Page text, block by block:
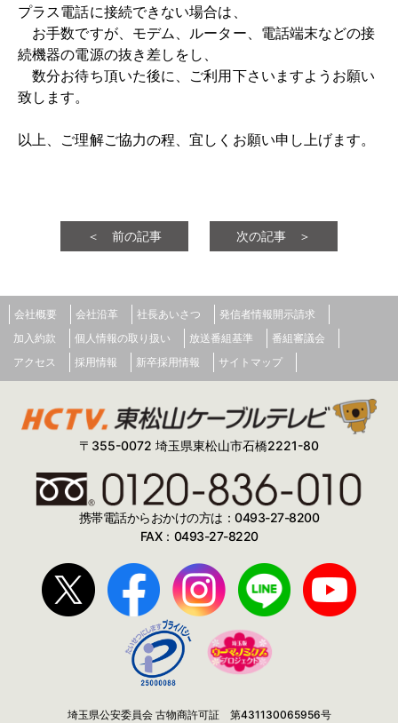
プラス電話に接続できない場合は、
お手数ですが、モデム、ルーター、電話端末などの接
続機器の電源の抜き差しをし、
数分お待ち頂いた後に、ご利用下さいますようお願い
致します。
以上、ご理解ご協力の程、宜しくお願い申し上げます。
＜ 前の記事 次の記事 ＞
会社概要 会社沿革 社長あいさつ
発信者情報開示請求
加入約款
個人情報の取り扱い 放送番組基準
番組審議会
アクセス
採用情報 新卒採用情報 サイトマップ
〒355-0072 埼玉県東松山市石橋2221-80
携帯電話からおかけの方は：0493-27-8200
FAX：0493-27-8220
埼玉県公安委員会 古物商許可証 第431130065956号